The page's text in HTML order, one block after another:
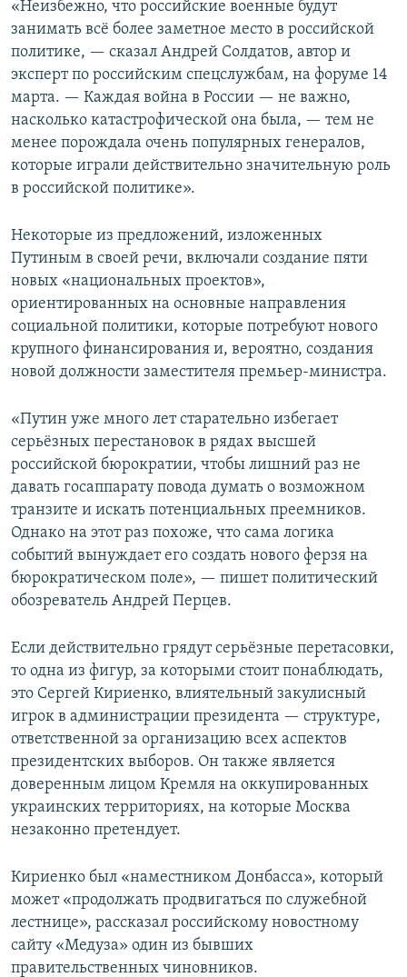
«Неизбежно, что российские военные будут
занимать всё более заметное место в российской
политике, — сказал Андрей Солдатов, автор и
эксперт по российским спецслужбам, на форуме 14
марта. — Каждая война в России — не важно,
насколько катастрофической она была, — тем не
менее порождала очень популярных генералов,
которые играли действительно значительную роль
в российской политике».
Некоторые из предложений, изложенных
Путиным в своей речи, включали создание пяти
новых «национальных проектов»,
ориентированных на основные направления
социальной политики, которые потребуют нового
крупного финансирования и, вероятно, создания
новой должности заместителя премьер-министра.
«Путин уже много лет старательно избегает
серьёзных перестановок в рядах высшей
российской бюрократии, чтобы лишний раз не
давать госаппарату повода думать о возможном
транзите и искать потенциальных преемников.
Однако на этот раз похоже, что сама логика
событий вынуждает его создать нового ферзя на
бюрократическом поле», — пишет политический
обозреватель Андрей Перцев.
Если действительно грядут серьёзные перетасовки,
то одна из фигур, за которыми стоит понаблюдать,
это Сергей Кириенко, влиятельный закулисный
игрок в администрации президента — структуре,
ответственной за организацию всех аспектов
президентских выборов. Он также является
доверенным лицом Кремля на оккупированных
украинских территориях, на которые Москва
незаконно претендует.
Кириенко был «наместником Донбасса», который
может «продолжать продвигаться по служебной
лестнице», рассказал российскому новостному
сайту «Медуза» один из бывших
правительственных чиновников.